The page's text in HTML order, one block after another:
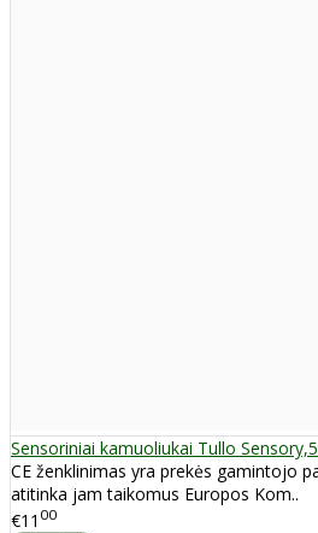
Sensoriniai kamuoliukai Tullo
CE ženklinimas yra prekės gamintojo
atitinka jam taikomus Europos Kom..
€11 00